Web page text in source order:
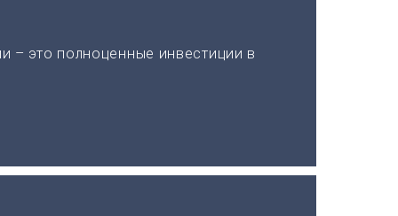
– это полноценные инвестиции в